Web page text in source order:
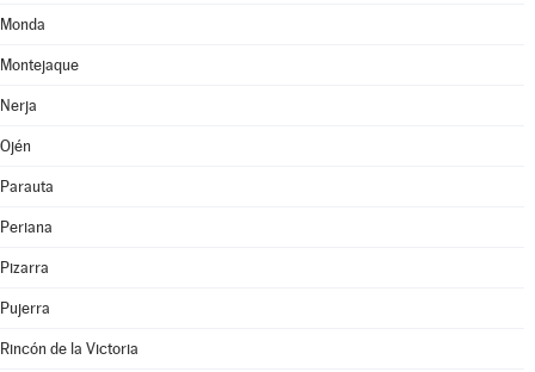
Monda
Montejaque
Nerja
Ojén
Parauta
Periana
Pizarra
Pujerra
Rincón de la Victoria